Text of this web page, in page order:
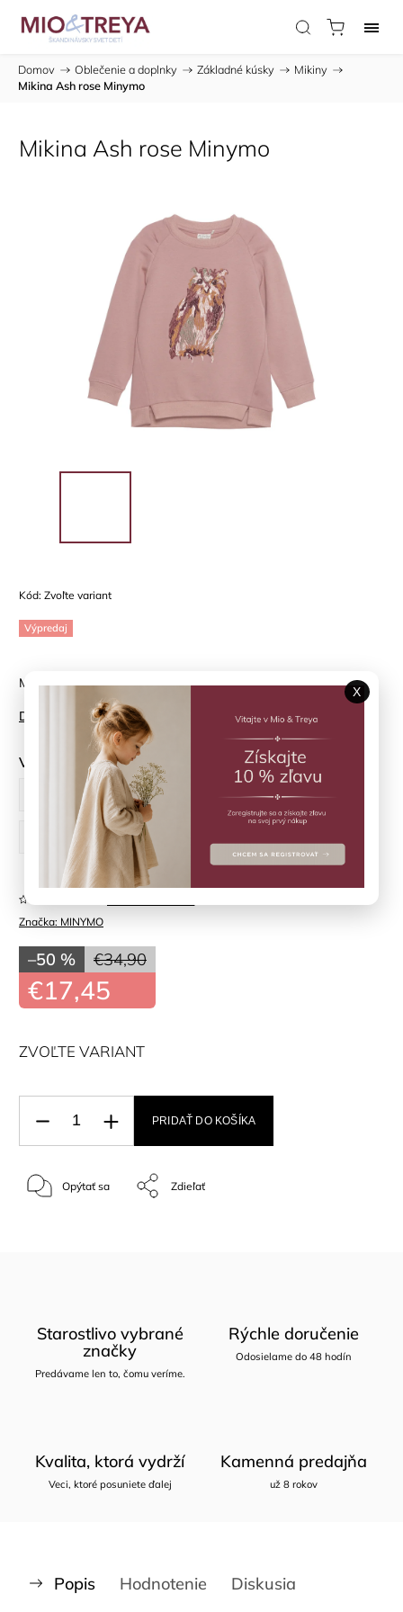
Domov / Oblečenie a doplnky / Základné kúsky / Mikiny /
Mikina Ash rose Minymo
Mikina Ash rose Minymo
Kód: Zvoľte variant
Výpredaj
Mikina Ash rose Minymo
Detailné informácie
Veľkosť
110 cm 116 cm 122 cm
128 cm 134 cm
Značka: MINYMO
€34,90
–50 %
€17,45
ZVOĽTE VARIANT
PRIDAŤ DO KOŠÍKA
Opýtať sa Zdieľať
Starostlivo vybrané
značky
Predávame len to, čomu veríme.
Rýchle doručenie
Odosielame do 48 hodín
Kvalita, ktorá vydrží
Veci, ktoré posuniete ďalej
Kamenná predajňa
už 8 rokov
Popis Hodnotenie Diskusia
X